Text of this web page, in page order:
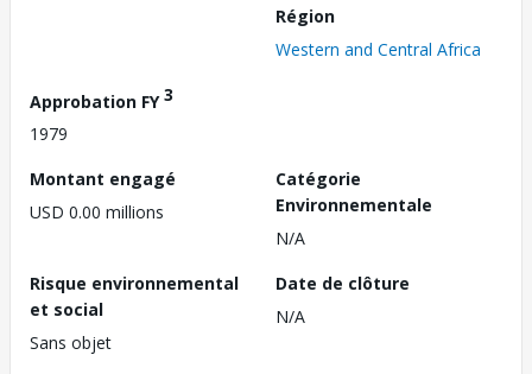
Région
Western and Central Africa
Approbation FY3
1979
Montant engagé
USD 0.00 millions
Catégorie
Environnementale
N/A
Risque environnemental
et social
Sans objet
Date de clôture
N/A